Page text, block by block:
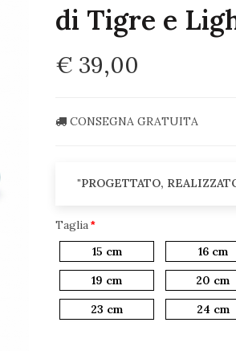
di Tigre e
€ 39,00
CONSEGNA GRATUITA
"PROGETTATO,
Taglia
15 cm
16 cm
19 cm
20 cm
23 cm
24 cm